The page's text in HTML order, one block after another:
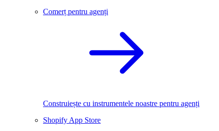
Comerț pentru agenți
Construiește cu instrumentele noastre pentru agenți
Shopify App Store